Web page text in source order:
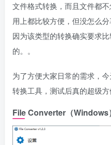
文件格式转换，而且文件都
用上都比较方便，但没怎么
因为该类型的转换确实要求
的。。
为了方便大家日常的需求，
转换工具，测试后真的超级
File Converter（Windows